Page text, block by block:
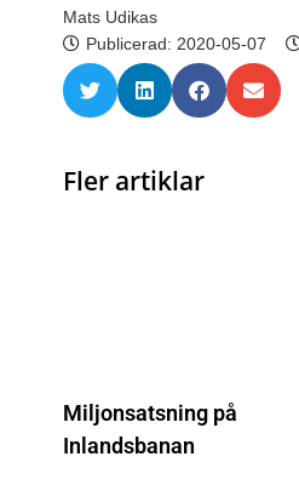
Mats Udikas
Publicerad: 2020-05-07
Fler artiklar
Miljonsatsning på
Inlandsbanan